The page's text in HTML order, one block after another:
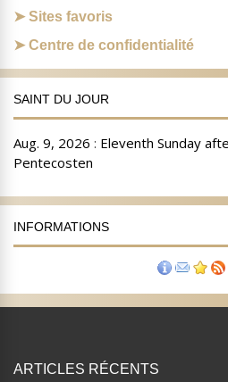
Sites favoris
Centre de confidentialité
SAINT DU JOUR
INFORMATIONS
ARTICLES RÉCENTS